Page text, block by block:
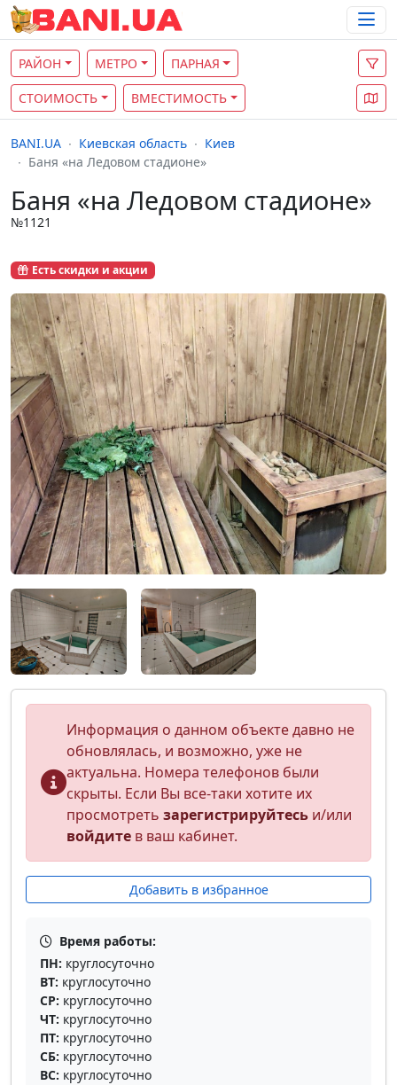
РАЙОН МЕТРО ПАРНАЯ
СТОИМОСТЬ ВМЕСТИМОСТЬ
BANI.UA Киевская область
Киев
Баня «на Ледовом стадионе»
Баня «на Ледовом стадионе»
№1121
Есть скидки и акции
Информация о данном объекте давно не
обновлялась, и возможно, уже не
актуальна. Номера телефонов были
скрыты. Если Вы все-таки хотите их
просмотреть зарегистрируйтесь и/или
войдите в ваш кабинет.
Добавить в избранное
Время работы:
ПН: круглосуточно
ВТ: круглосуточно
СР: круглосуточно
ЧТ: круглосуточно
ПТ: круглосуточно
СБ: круглосуточно
ВС: круглосуточно